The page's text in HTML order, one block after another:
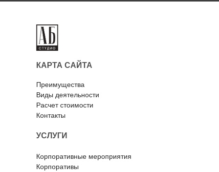
УСЛУГИ
КАРТА САЙТА
Преимущества
Виды деятельности
Расчет стоимости
Контакты
Корпоративные мероприятия
Корпоративы